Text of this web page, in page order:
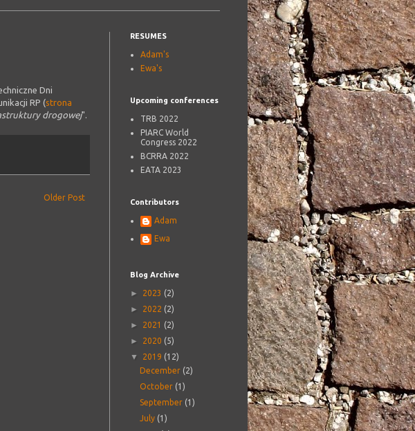
Dni
RP (strona
drogowej".
Older Post
RESUMES
Adam's
Ewa's
Upcoming conferences
TRB 2022
PIARC World
Congress 2022
BCRRA 2022
EATA 2023
Contributors
Adam
Ewa
Blog Archive
► 2023 (2)
► 2022 (2)
► 2021 (2)
► 2020 (5)
▼ 2019 (12)
December (2)
October (1)
September (1)
July (1)